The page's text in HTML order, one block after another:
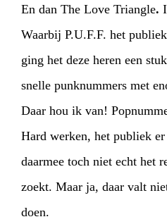
En dan The Love Triangle.
Waarbij P.U.F.F. het
ging het deze heren een
snelle punknummers met
Daar hou ik van!
Hard werken, het publiek
daarmee toch niet echt het
zoekt. Maar ja, daar valt
doen.